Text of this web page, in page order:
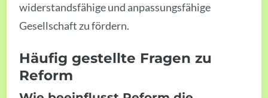
widerstandsfähige und anpassungsfähige
Gesellschaft zu fördern.
Häufig gestellte Fragen zu
Reform